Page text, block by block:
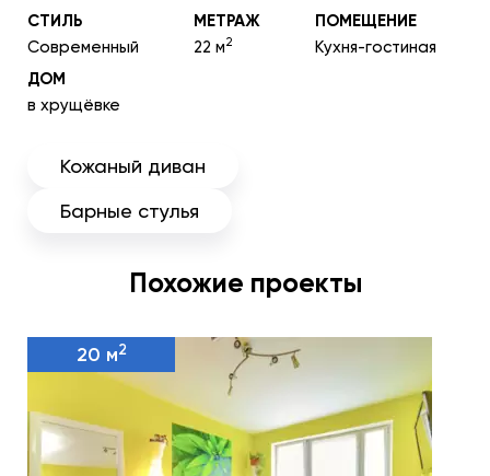
СТИЛЬ
Современный
МЕТРАЖ
22 м2
ПОМЕЩЕНИЕ
Кухня-гостиная
ДОМ
в хрущёвке
Кожаный диван
Барные стулья
Похожие проекты
20 м2